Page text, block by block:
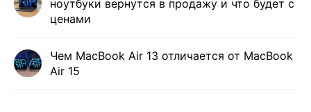
ноутбуки вернутся в продажу и что будет с
ценами
Чем MacBook Air 13 отличается от MacBook
Air 15